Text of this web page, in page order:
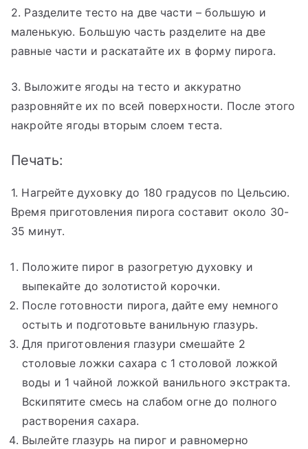
2. Разделите тесто на две части – большую и
маленькую. Большую часть разделите на две
равные части и раскатайте их в форму пирога.
3. Выложите ягоды на тесто и аккуратно
разровняйте их по всей поверхности. После этого
накройте ягоды вторым слоем теста.
Печать:
1. Нагрейте духовку до 180 градусов по Цельсию.
Время приготовления пирога составит около 30-
35 минут.
Положите пирог в разогретую духовку и
выпекайте до золотистой корочки.
После готовности пирога, дайте ему немного
остыть и подготовьте ванильную глазурь.
Для приготовления глазури смешайте 2
столовые ложки сахара с 1 столовой ложкой
воды и 1 чайной ложкой ванильного экстракта.
Вскипятите смесь на слабом огне до полного
растворения сахара.
Вылейте глазурь на пирог и равномерно